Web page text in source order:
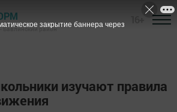
- Бавлинский район
изучают правила
закрытие баннера через